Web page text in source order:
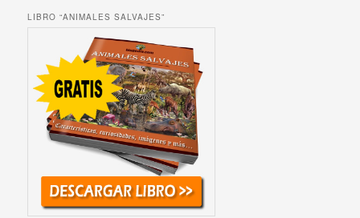
LIBRO “ANIMALES SALVAJES”